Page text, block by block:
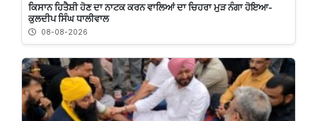
ਕਿਸਾਨ ਹਿਤੈਸ਼ੀ ਹੋਣ ਦਾ ਨਾਟਕ ਕਰਨ ਵਾਲਿਆਂ ਦਾ ਚਿਹਰਾ ਮੁੜ ਨੰਗਾ ਹੋਇਆ-
ਕੁਲਦੀਪ ਸਿੰਘ ਧਾਲੀਵਾਲ
08-08-2026